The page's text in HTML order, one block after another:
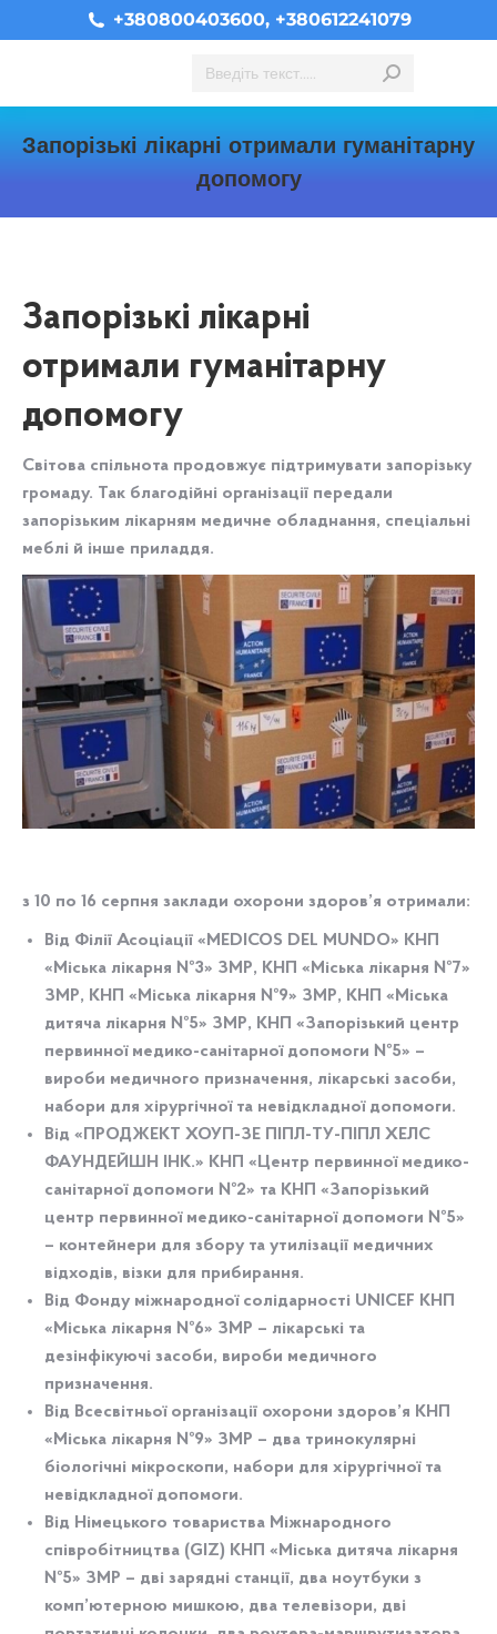
+380800403600, +380612241079
Search:
Запорізькі лікарні отримали гуманітарну
допомогу
Запорізькі лікарні
отримали гуманітарну
допомогу
Світова спільнота продовжує підтримувати запорізьку
громаду. Так благодійні організації передали
запорізьким лікарням медичне обладнання, спеціальні
меблі й інше приладдя.
з 10 по 16 серпня заклади охорони здоров’я отримали:
Від Філії Асоціації «MEDICOS DEL MUNDO» КНП
«Міська лікарня №3» ЗМР, КНП «Міська лікарня №7»
ЗМР, КНП «Міська лікарня №9» ЗМР, КНП «Міська
дитяча лікарня №5» ЗМР, КНП «Запорізький центр
первинної медико-санітарної допомоги №5» –
вироби медичного призначення, лікарські засоби,
набори для хірургічної та невідкладної допомоги.
Від «ПРОДЖЕКТ ХОУП-ЗЕ ПІПЛ-ТУ-ПІПЛ ХЕЛС
ФАУНДЕЙШН ІНК.» КНП «Центр первинної медико-
санітарної допомоги №2» та КНП «Запорізький
центр первинної медико-санітарної допомоги №5»
– контейнери для збору та утилізації медичних
відходів, візки для прибирання.
Від Фонду міжнародної солідарності UNICEF КНП
«Міська лікарня №6» ЗМР – лікарські та
дезінфікуючі засоби, вироби медичного
призначення.
Від Всесвітньої організації охорони здоров’я КНП
«Міська лікарня №9» ЗМР – два тринокулярні
біологічні мікроскопи, набори для хірургічної та
невідкладної допомоги.
Від Німецького товариства Міжнародного
співробітництва (GIZ) КНП «Міська дитяча лікарня
№5» ЗМР – дві зарядні станції, два ноутбуки з
комп’ютерною мишкою, два телевізори, дві